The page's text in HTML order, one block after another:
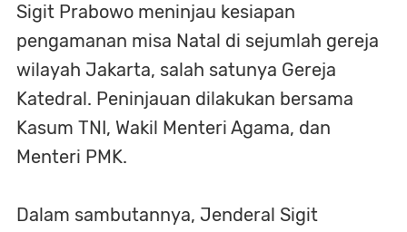
Sigit Prabowo meninjau kesiapan
pengamanan misa Natal di sejumlah gereja
wilayah Jakarta, salah satunya Gereja
Katedral. Peninjauan dilakukan bersama
Kasum TNI, Wakil Menteri Agama, dan
Menteri PMK.
Dalam sambutannya, Jenderal Sigit